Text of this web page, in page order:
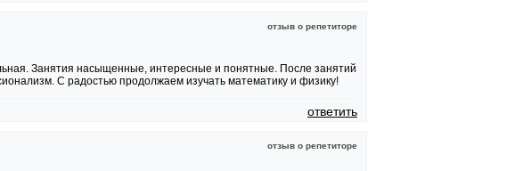
отзыв о репетиторе
Занятия насыщенные, интересные и понятные. После занятий
С радостью продолжаем изучать математику и физику!
ответить
отзыв о репетиторе